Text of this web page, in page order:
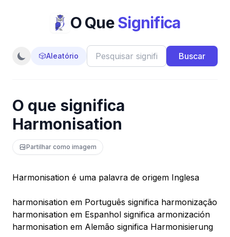
O QueSignifica
🎲Aleatório Buscar
O que significa
Harmonisation
Partilhar como imagem
Harmonisation é uma palavra de origem Inglesa
harmonisation em Português significa harmonização
harmonisation em Espanhol significa armonización
harmonisation em Alemão significa Harmonisierung